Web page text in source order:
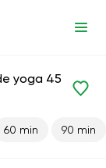
yoga 45
60 min 90 min